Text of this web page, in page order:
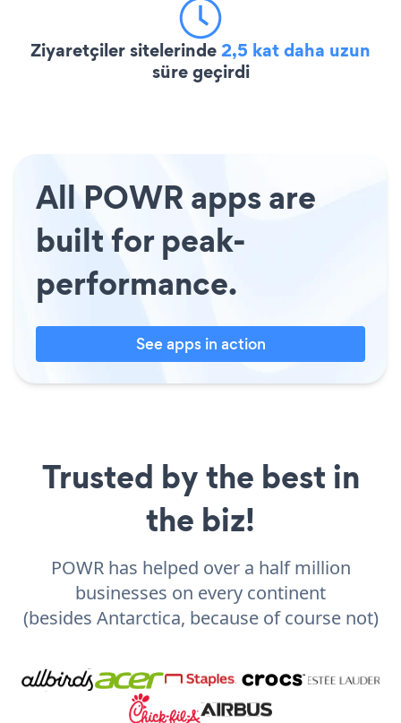
Ziyaretçiler sitelerinde2,5 kat daha uzun
süre geçirdi
All POWR apps are
built for peak-
performance.
See apps in action
Trusted by the best in
the biz!
POWR has helped over a half million
businesses on every continent
(besides Antarctica, because of course not)